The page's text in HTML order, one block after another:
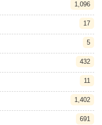
1,096
17
5
432
11
1,402
691